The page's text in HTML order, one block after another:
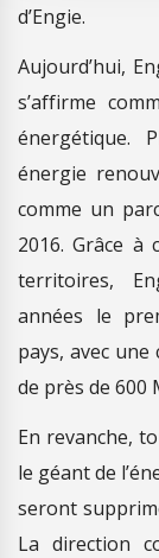
d’Engie.
Aujourd’hui,
s’affirme
énergétique.
énergie
comme un
2016. Grâce
territoires,
années le
pays, avec
de près de 600
En revanche,
le géant de
seront
La direction